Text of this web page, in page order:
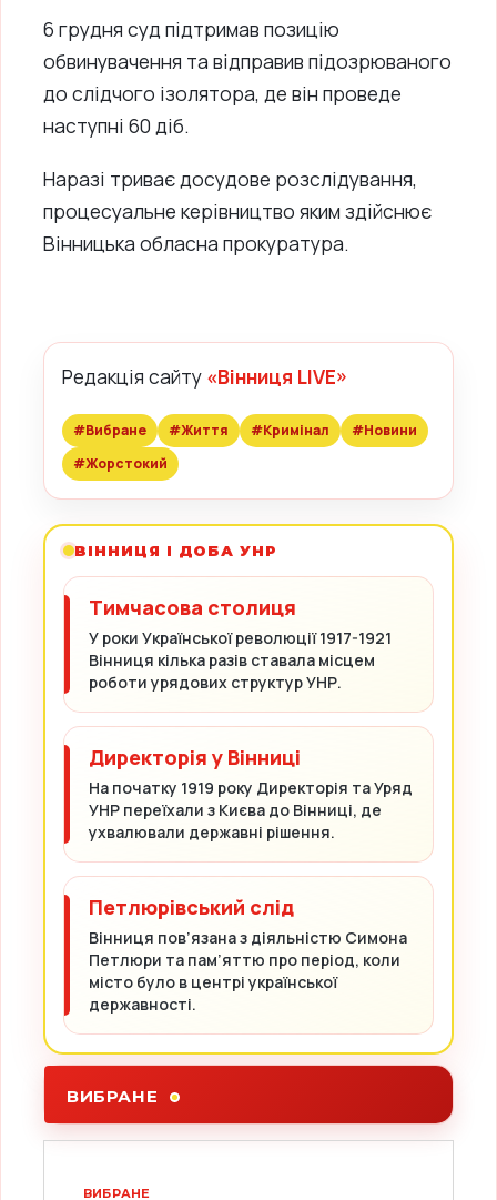
6 грудня суд підтримав позицію
обвинувачення та відправив підозрюваного
до слідчого ізолятора, де він проведе
наступні 60 діб.
Наразі триває досудове розслідування,
процесуальне керівництво яким здійснює
Вінницька обласна прокуратура.
Редакція сайту «Вінниця LIVE»
#Вибране #Життя #Кримінал
#Новини
#Жорстокий
ВІННИЦЯ І ДОБА УНР
Тимчасова столиця
У роки Української революції 1917-1921
Вінниця кілька разів ставала місцем
роботи урядових структур УНР.
Директорія у Вінниці
На початку 1919 року Директорія та Уряд
УНР переїхали з Києва до Вінниці, де
ухвалювали державні рішення.
Петлюрівський слід
Вінниця пов’язана з діяльністю Симона
Петлюри та пам’яттю про період, коли
місто було в центрі української
державності.
ВИБРАНЕ
ВИБРАНЕ